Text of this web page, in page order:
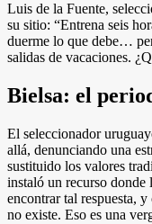
Luis de la Fuente,
su sitio: “Entrena seis
duerme lo que debe…
salidas de vacaciones.
Bielsa: el
El seleccionador
allá, denunciando una
sustituido los valores
instaló un recurso donde
encontrar tal respuesta,
no existe. Eso es una